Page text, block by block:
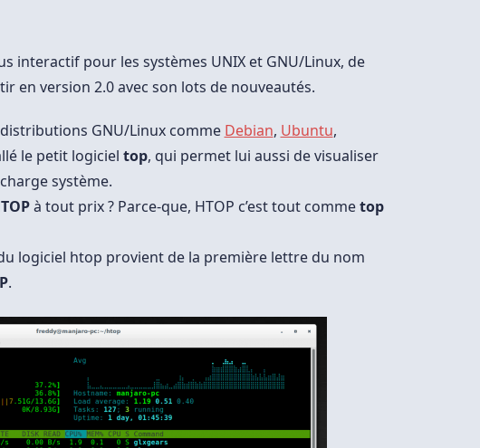
interactif pour les systèmes UNIX et GNU/Linux, de
en version 2.0 avec son lots de nouveautés.
GNU/Linux comme Debian, Ubuntu,
le petit logiciel top, qui permet lui aussi de visualiser
système.
à tout prix ? Parce-que, HTOP c’est tout commetop
logiciel htop provient de la première lettre du nom
.